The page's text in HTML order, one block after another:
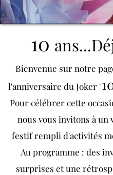
10
Bienvenue sur notre
l'anniversaire du Joker "
Pour célébrer cette
nous vous invitons à un
festif rempli d'activités
Au programme : des
surprises et une